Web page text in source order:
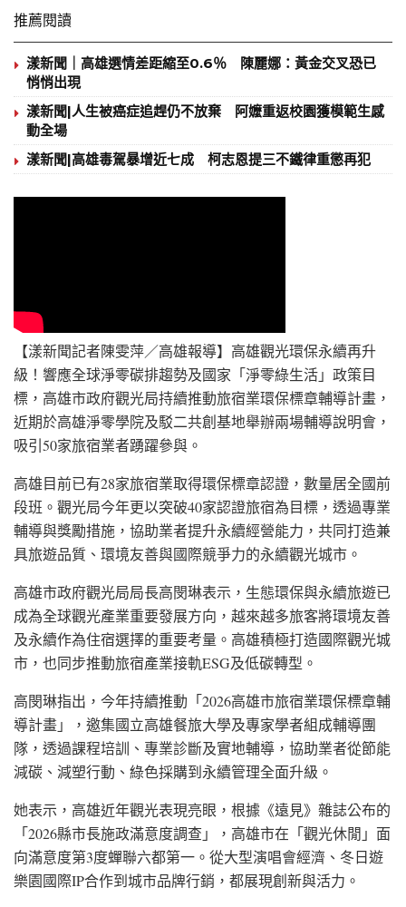
推薦閱讀
漾新聞｜高雄選情差距縮至0.6％ 陳麗娜：黃金交叉恐已
悄悄出現
漾新聞|人生被癌症追趕仍不放棄 阿嬤重返校園獲模範生感
動全場
漾新聞|高雄毒駕暴增近七成 柯志恩提三不鐵律重懲再犯
【漾新聞記者陳雯萍／高雄報導】高雄觀光環保永續再升
級！響應全球淨零碳排趨勢及國家「淨零綠生活」政策目
標，高雄市政府觀光局持續推動旅宿業環保標章輔導計畫，
近期於高雄淨零學院及駁二共創基地舉辦兩場輔導說明會，
吸引50家旅宿業者踴躍參與。
高雄目前已有28家旅宿業取得環保標章認證，數量居全國前
段班。觀光局今年更以突破40家認證旅宿為目標，透過專業
輔導與獎勵措施，協助業者提升永續經營能力，共同打造兼
具旅遊品質、環境友善與國際競爭力的永續觀光城市。
高雄市政府觀光局局長高閔琳表示，生態環保與永續旅遊已
成為全球觀光產業重要發展方向，越來越多旅客將環境友善
及永續作為住宿選擇的重要考量。高雄積極打造國際觀光城
市，也同步推動旅宿產業接軌ESG及低碳轉型。
高閔琳指出，今年持續推動「2026高雄市旅宿業環保標章輔
導計畫」，邀集國立高雄餐旅大學及專家學者組成輔導團
隊，透過課程培訓、專業診斷及實地輔導，協助業者從節能
減碳、減塑行動、綠色採購到永續管理全面升級。
她表示，高雄近年觀光表現亮眼，根據《遠見》雜誌公布的
「2026縣市長施政滿意度調查」，高雄市在「觀光休閒」面
向滿意度第3度蟬聯六都第一。從大型演唱會經濟、冬日遊
樂園國際IP合作到城市品牌行銷，都展現創新與活力。